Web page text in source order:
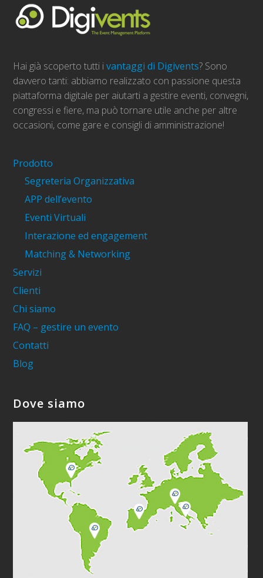
Hai già scoperto tutti ivantaggi di Digivents? Sono
davvero tanti: abbiamo realizzato con passione questa
piattaforma digitale per aiutarti a gestire eventi, convegni,
congressi e fiere, ma può tornare utile anche per altre
occasioni, come gare e consigli di amministrazione!
Prodotto
Segreteria Organizzativa
APP dell’evento
Eventi Virtuali
Interazione ed engagement
Matching & Networking
Servizi
Clienti
Chi siamo
FAQ – gestire un evento
Contatti
Blog
Dove siamo